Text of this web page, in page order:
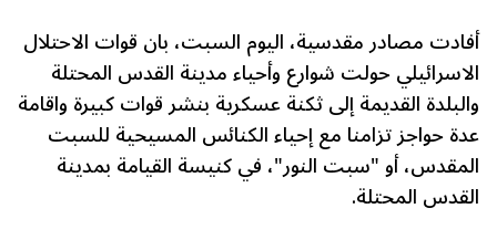
أفادت مصادر مقدسية، اليوم السبت، بان قوات الاحتلال
الاسرائيلي حولت شوارع وأحياء مدينة القدس المحتلة
والبلدة القديمة إلى ثكنة عسكرية بنشر قوات كبيرة واقامة
عدة حواجز تزامنا مع إحياء الكنائس المسيحية للسبت
المقدس، أو "سبت النور"، في كنيسة القيامة بمدينة
القدس المحتلة.